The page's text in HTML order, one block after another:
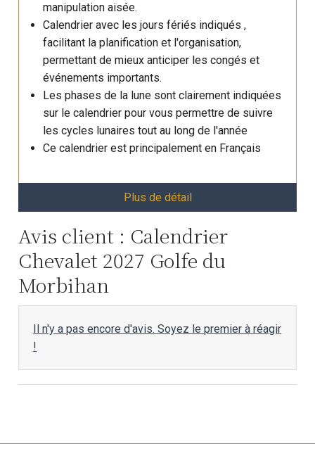
manipulation aisée.
Calendrier avec les jours fériés indiqués ,
facilitant la planification et l'organisation,
permettant de mieux anticiper les congés et
événements importants.
Les phases de la lune sont clairement indiquées
sur le calendrier pour vous permettre de suivre
les cycles lunaires tout au long de l'année
Ce calendrier est principalement en Français
Plus de détail
Avis client : Calendrier
Chevalet 2027 Golfe du
Morbihan
Il n'y a pas encore d'avis. Soyez le premier à réagir
!